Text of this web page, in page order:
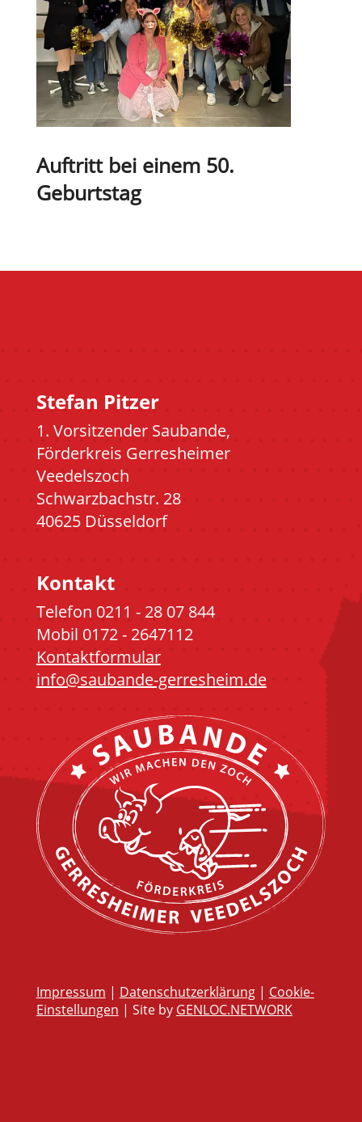
Auf­tritt bei einem 50.
Geburtstag
Stefan Pitzer
1. Vorsitzender Saubande,
Förderkreis Gerresheimer
Veedelszoch
Schwarzbachstr. 28
40625 Düsseldorf
Kontakt
Telefon 0211 - 28 07 844
Mobil 0172 - 2647112
Kontaktformular
info@saubande-gerresheim.de
Impressum | Datenschutzerklärung| Cookie-
Einstellungen | Site by GENLOC.NETWORK